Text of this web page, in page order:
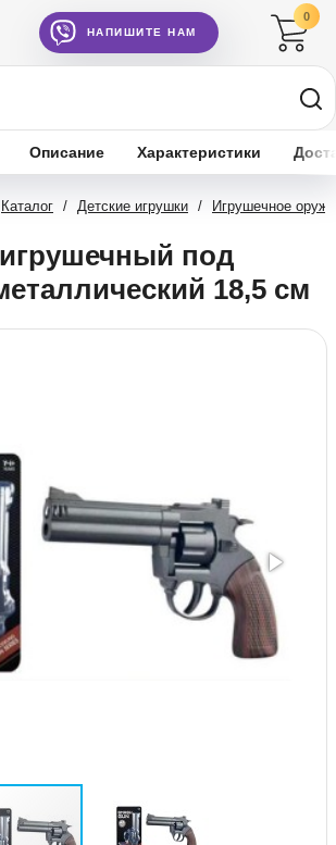
НАПИШИТЕ НАМ
0
Описание Характеристики
Каталог / Детские игрушки / Игрушечное
под
18,5 см